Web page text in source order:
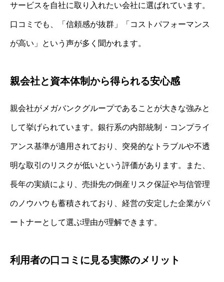
サービスを自社に取り入れたい会社に選ばれています。
口コミでも、「信頼感が抜群」「コストパフォーマンス
が高い」という声が多く聞かれます。
親会社と資本体制から得られる安心感
親会社がメガバンクグループであることが大きな強みと
して挙げられています。銀行系の内部統制・コンプライ
アンス基準が適用されており、突発的なトラブルや不透
明な取引のリスクが低いという評価があります。また、
長年の実績により、売掛先の倒産リスク保証や与信管理
のノウハウも蓄積されており、経営の安定した企業がパ
ートナーとして選ぶ理由が理解できます。
利用者の口コミに見る実際のメリット